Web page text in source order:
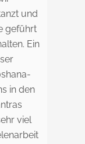
und
geführt
Ein
in den
viel